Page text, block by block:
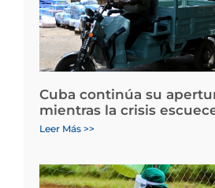
Cuba continúa su
mientras la crisis
Leer Más >>